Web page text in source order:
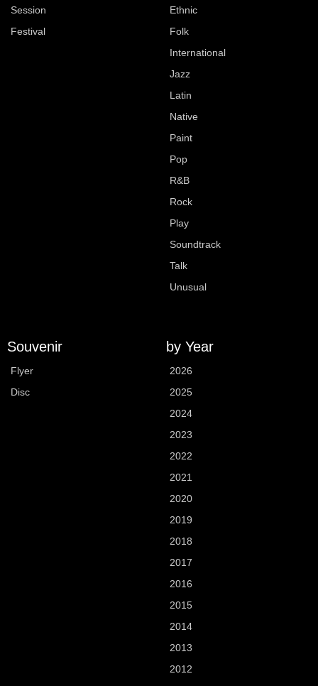
Session
Festival
Ethnic
Folk
International
Jazz
Latin
Native
Paint
Pop
R&B
Rock
Play
Soundtrack
Talk
Unusual
Souvenir
Flyer
Disc
by Year
2026
2025
2024
2023
2022
2021
2020
2019
2018
2017
2016
2015
2014
2013
2012